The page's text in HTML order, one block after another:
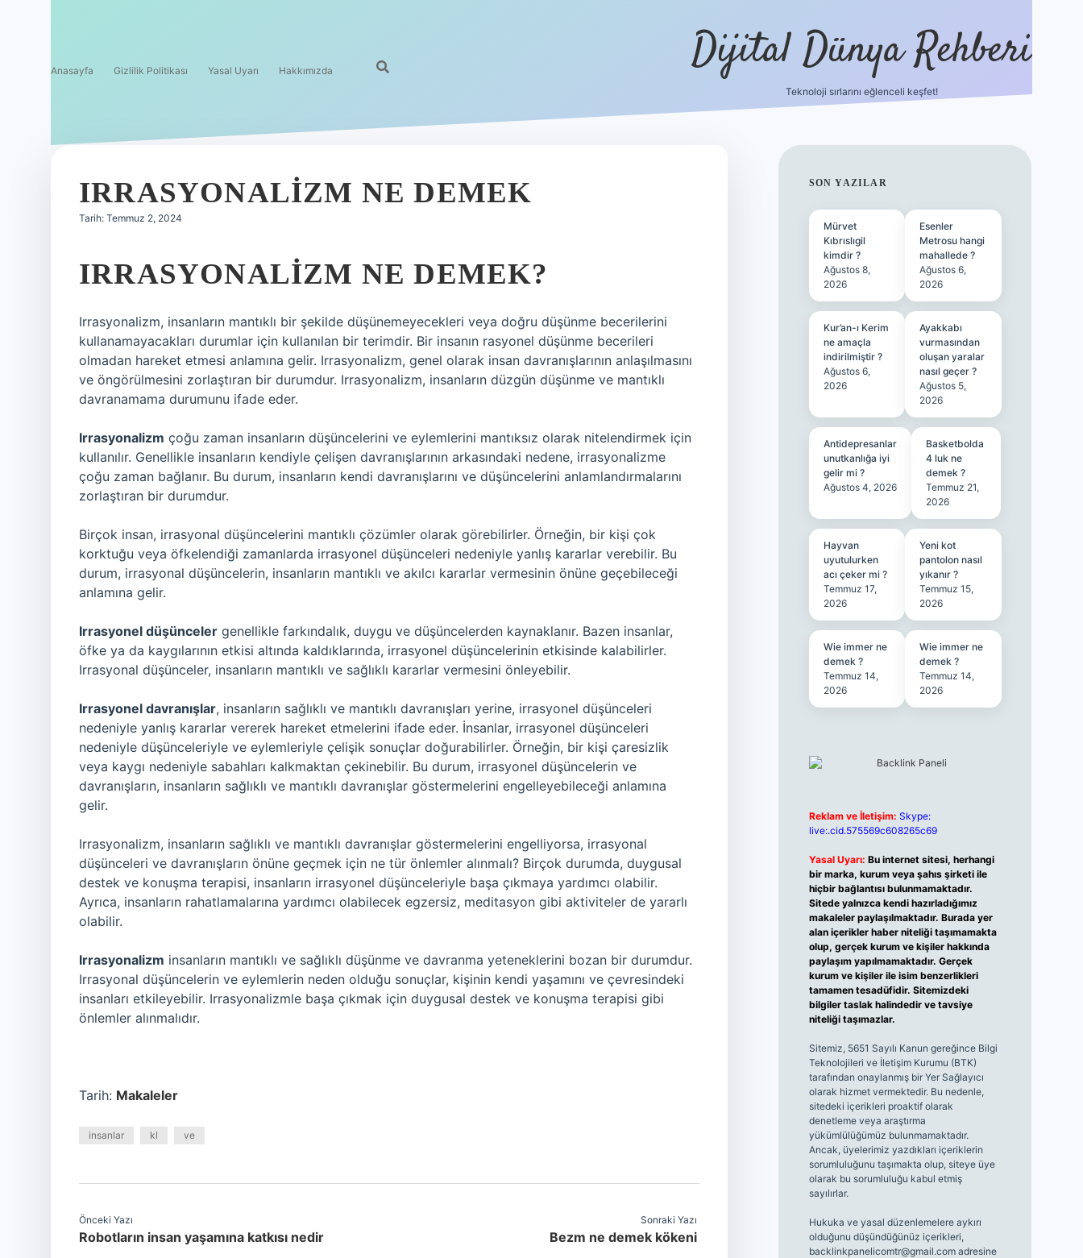
Anasayfa Gizlilik Politikası Yasal Uyarı Hakkımızda Dijital Dünya Rehberi
Teknoloji sırlarını eğlenceli keşfet!
IRRASYONALIZM NE DEMEK
Tarih: Temmuz 2, 2024
IRRASYONALIZM NE DEMEK?
Irrasyonalizm, insanların mantıklı bir şekilde düşünemeyecekleri veya doğru düşünme becerilerini
kullanamayacakları durumlar için kullanılan bir terimdir. Bir insanın rasyonel düşünme becerileri
olmadan hareket etmesi anlamına gelir. Irrasyonalizm, genel olarak insan davranışlarının anlaşılmasını
ve öngörülmesini zorlaştıran bir durumdur. Irrasyonalizm, insanların düzgün düşünme ve mantıklı
davranamama durumunu ifade eder.
Irrasyonalizm çoğu zaman insanların düşüncelerini ve eylemlerini mantıksız olarak nitelendirmek için
kullanılır. Genellikle insanların kendiyle çelişen davranışlarının arkasındaki nedene, irrasyonalizme
çoğu zaman bağlanır. Bu durum, insanların kendi davranışlarını ve düşüncelerini anlamlandırmalarını
zorlaştıran bir durumdur.
Birçok insan, irrasyonal düşüncelerini mantıklı çözümler olarak görebilirler. Örneğin, bir kişi çok
korktuğu veya öfkelendiği zamanlarda irrasyonel düşünceleri nedeniyle yanlış kararlar verebilir. Bu
durum, irrasyonal düşüncelerin, insanların mantıklı ve akılcı kararlar vermesinin önüne geçebileceği
anlamına gelir.
Irrasyonel düşünceler genellikle farkındalık, duygu ve düşüncelerden kaynaklanır. Bazen insanlar,
öfke ya da kaygılarının etkisi altında kaldıklarında, irrasyonel düşüncelerinin etkisinde kalabilirler.
Irrasyonal düşünceler, insanların mantıklı ve sağlıklı kararlar vermesini önleyebilir.
Irrasyonel davranışlar, insanların sağlıklı ve mantıklı davranışları yerine, irrasyonel düşünceleri
nedeniyle yanlış kararlar vererek hareket etmelerini ifade eder. İnsanlar, irrasyonel düşünceleri
nedeniyle düşünceleriyle ve eylemleriyle çelişik sonuçlar doğurabilirler. Örneğin, bir kişi çaresizlik
veya kaygı nedeniyle sabahları kalkmaktan çekinebilir. Bu durum, irrasyonel düşüncelerin ve
davranışların, insanların sağlıklı ve mantıklı davranışlar göstermelerini engelleyebileceği anlamına
gelir.
Irrasyonalizm, insanların sağlıklı ve mantıklı davranışlar göstermelerini engelliyorsa, irrasyonal
düşünceleri ve davranışların önüne geçmek için ne tür önlemler alınmalı? Birçok durumda, duygusal
destek ve konuşma terapisi, insanların irrasyonel düşünceleriyle başa çıkmaya yardımcı olabilir.
Ayrıca, insanların rahatlamalarına yardımcı olabilecek egzersiz, meditasyon gibi aktiviteler de yararlı
olabilir.
Irrasyonalizm insanların mantıklı ve sağlıklı düşünme ve davranma yeteneklerini bozan bir durumdur.
Irrasyonal düşüncelerin ve eylemlerin neden olduğu sonuçlar, kişinin kendi yaşamını ve çevresindeki
insanları etkileyebilir. Irrasyonalizmle başa çıkmak için duygusal destek ve konuşma terapisi gibi
önlemler alınmalıdır.
Tarih: Makaleler
insanlar kl ve
Önceki Yazı
Robotların insan yaşamına katkısı nedir
Sonraki Yazı
Bezm ne demek kökeni
SIDEBAR
SON YAZILAR
Mürvet
Kıbrıslıgil
kimdir ?
Ağustos 8,
2026
Esenler
Metrosu hangi
mahallede ?
Ağustos 6,
2026
Kur’an-ı Kerim
ne amaçla
indirilmiştir ?
Ağustos 6,
2026
Ayakkabı
vurmasından
oluşan yaralar
nasıl geçer ?
Ağustos 5,
2026
Antidepresanlar
unutkanlığa iyi
gelir mi ?
Ağustos 4, 2026
Basketbolda
4 luk ne
demek ?
Temmuz 21,
2026
Hayvan
uyutulurken
acı çeker mi ?
Temmuz 17,
2026
Yeni kot
pantolon nasıl
yıkanır ?
Temmuz 15,
2026
Wie immer ne
demek ?
Temmuz 14,
2026
Wie immer ne
demek ?
Temmuz 14,
2026
Reklam ve İletişim: Skype:
live:.cid.575569c608265c69
Yasal Uyarı: Bu internet sitesi, herhangi
bir marka, kurum veya şahıs şirketi ile
hiçbir bağlantısı bulunmamaktadır.
Sitede yalnızca kendi hazırladığımız
makaleler paylaşılmaktadır. Burada yer
alan içerikler haber niteliği taşımamakta
olup, gerçek kurum ve kişiler hakkında
paylaşım yapılmamaktadır. Gerçek
kurum ve kişiler ile isim benzerlikleri
tamamen tesadüfidir. Sitemizdeki
bilgiler taslak halindedir ve tavsiye
niteliği taşımazlar.
Sitemiz, 5651 Sayılı Kanun gereğince Bilgi
Teknolojileri ve İletişim Kurumu (BTK)
tarafından onaylanmış bir Yer Sağlayıcı
olarak hizmet vermektedir. Bu nedenle,
sitedeki içerikleri proaktif olarak
denetleme veya araştırma
yükümlülüğümüz bulunmamaktadır.
Ancak, üyelerimiz yazdıkları içeriklerin
sorumluluğunu taşımakta olup, siteye üye
olarak bu sorumluluğu kabul etmiş
sayılırlar.
Hukuka ve yasal düzenlemelere aykırı
olduğunu düşündüğünüz içerikleri,
backlinkpanelicomtr@gmail.comadresine
tulipbet güncel giriş